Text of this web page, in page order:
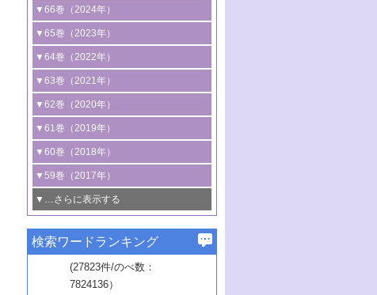
2号 コンピューター技術により加速する
触媒開発
3号 有機分子変換やCO 資源化のための
光触媒に関する最近の研究
B号 第137回触媒討論会（2026年）
1号 CO
水素化によるグリーン燃料/グリ
ーンケミカル製造
2号 水素製造のための水分解技術に関す
る最近の研究
3号 オレフィン系樹脂の精密合成に関す
る最新技術
4号 アルコール類の効率的変換を実現す
る非貴金属触媒の研究動向
5号 ゼオライトの合成と応用における研
究動向
6号 ヘテロ接合界面
B号 第135回触媒討論会（2025年）
▼66巻（2024年）
1号 低次元ナノ構造を有する触媒材料
2号 規制反応場を活用した固体触媒研究
の新展開
3号 未踏分子変換を目指した酸化触媒プ
ロセスの最前線
4号 シンクロトロン放射光および中性子
線を利用した触媒解析技術の最先端
5号 単原子触媒
6号 参照触媒委員会からのお知らせ
B号 第133回触媒討論会（2023年）
▼65巻（2023年）
1号 炭素が関わる触媒機能
2号 プラスチックケミカルリサイクルの
ための触媒技術
3号 非酸化物系金属化合物を基盤とした
触媒材料の開発
4号 格子酸素・格子酸素欠陥を利用した
触媒反応
5号 生体触媒によるエネルギー変換反応
6号 窒素とリンの循環のための触媒・機
能性材料
▼64巻（2022年）
1号 合成ガス製造とCOを用いるケミカル
ズ合成の最新動向
2号 化学品合成のための合金触媒開発
3号 CO の排出削減および有効活用のた
めの触媒技術
4号 若手による情報発信企画～とびたて
若き触媒の研究者たち～（1）
若き触媒の研究者たち～（2）
6号 石油のノーブル・ユースを志向した
触媒技術
▼63巻（2021年）
1号 金触媒の新展開
2号 ペロブスカイト
3号 特殊反応場を利用した触媒的分子変
換反応
4号 多孔質材料を用いた触媒の新展開
5号 情報学的手法を用いた触媒開発
6号 カーボンニュートラルに向けた電解
技術
B号 第127回触媒討論会（2021年・オン
ライン開催(Zoom)のみ）
▼62巻（2020年）
1号 触媒設計を拓く欠陥構造のキャラク
タリゼーション
2号 機能化学品製造に資するクリーンな
触媒的酸化反応
3号 水処理のための触媒化学
4号 光触媒を用いた水分解の最新の研究
動向
5号 次世代の触媒プロセスを支えるマイ
▼61巻（2019年）
1号 物質移動制御に着目した触媒プロセ
ス開発
2号 CO2 フリー水素サプライチェーンに
関わる触媒開発動向
3号 精密高分子合成に関する最近の研究
動向
4号 バイオマス化成品製造のための触媒
▼60巻（2018年）
1号 固体酸触媒の最新の研究動向
2号 二酸化炭素からの有用化学品合成
3号 ナノ粒子・クラスター触媒の最前線
4号 60周年記念企画
5号 進化するゼオライト合成技術
6号 非貴金属系触媒における電気化学的
▼59巻（2017年）
1号 いたるところに，触媒
最先端技術
3号 無機分離膜材料の開発と触媒反応プ
ロセスへの適用
▼…さらに表示する
1号 ユニークな構造の高分子を生み出す触
2号 リグニンからの化成品製造に向けた触
▼57巻（2015年）
1号 水素キャリアにかかわる触媒技術の新
▼56巻（2014年）
検索ワードランキング
(27823件/のべ数：
7824136）